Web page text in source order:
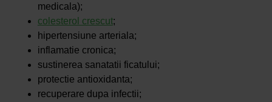
medicala);
colesterol crescut;
hipertensiune arteriala;
inflamatie cronica;
sustinerea sanatatii ficatului;
protectie antioxidanta;
recuperare dupa infectii;